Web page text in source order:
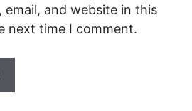
email, and website in this
next time I comment.